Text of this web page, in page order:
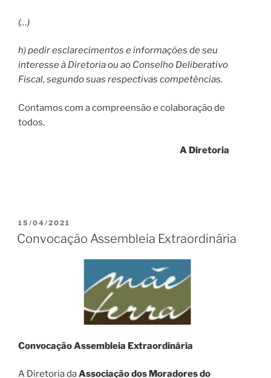
(…)
h) pedir esclarecimentos e informações de seu
interesse à Diretoria ou ao Conselho Deliberativo
Fiscal, segundo suas respectivas competências.
Contamos com a compreensão e colaboração de
todos.
A Diretoria
PUBLICADO
EM
15/04/2021
Convocação Assembleia Extraordinária
Convocação Assembleia Extraordinária
A Diretoria daAssociação dos Moradores do